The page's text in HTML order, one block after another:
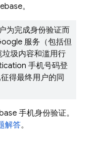
。
为完成身份验证而
服务（包括但
圾内容和滥用行
手机号码登
得最终用户的同
手机身份验证。
解答。